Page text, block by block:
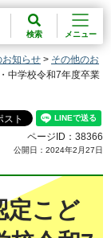
検索 メニュー
お知らせ > その他のお
中学校令和7年度卒業
ページID：38366
公開日：2024年2月27日
定こど